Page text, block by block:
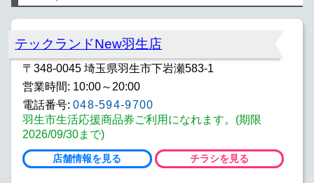
テックランドNew羽生店
〒348-0045 埼玉県羽生市下岩瀬583-1
営業時間: 10:00～20:00
電話番号: 048-594-9700
羽生市生活応援商品券ご利用になれます。(期限
2026/09/30まで)
店舗情報を見る チラシを見る